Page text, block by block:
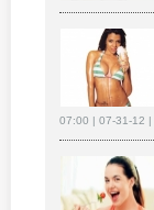
07:00 | 07-31-12 |